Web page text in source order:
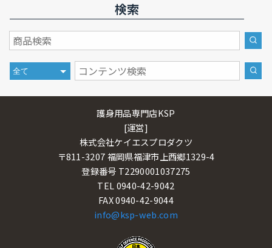
検索
護身用品専門店KSP
[運営]
株式会社ケイエスプロダクツ
〒811-3207 福岡県福津市上西郷1329-4
登録番号 T2290001037275
TEL 0940-42-9042
FAX 0940-42-9044
info@ksp-web.com